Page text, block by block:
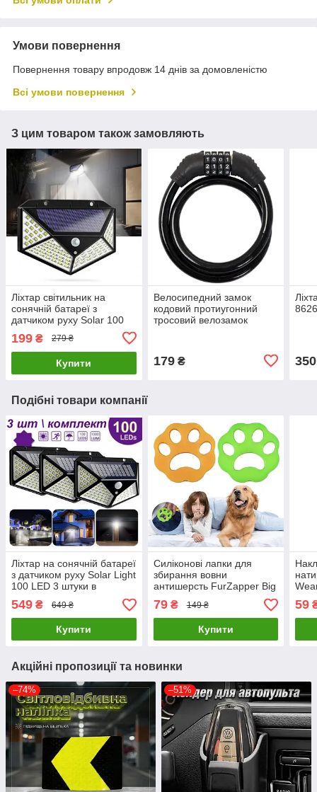
Умови повернення
Повернення товару впродовж 14 днів за домовленістю
Всі умови повернення
З цим товаром також замовляють
Ліхтар світильник на
сонячній батареї з
датчиком руху Solar 100
199 ₴ 279 ₴
Купити
Велосипедний замок
кодовий протиугонний
тросовий велозамок
179₴ 350
Подібні товари компанії
Ліхтар на сонячній батареї
з датчиком руху Solar Light
100 LED 3 штуки в
комплекті
549 ₴ 649 ₴
Купити
Силіконові лапки для
збирання вовни
антишерсть FurZapper Big
2 штуки в комплекті 95 мм
79₴ 149 ₴
Купити
59
Акційні пропозиції та новинки
–74% –51%